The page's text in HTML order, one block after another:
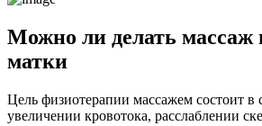
Можно ли делать
матки
Цель физиотерапии массажем состоит в
увеличении кровотока, расслаблении